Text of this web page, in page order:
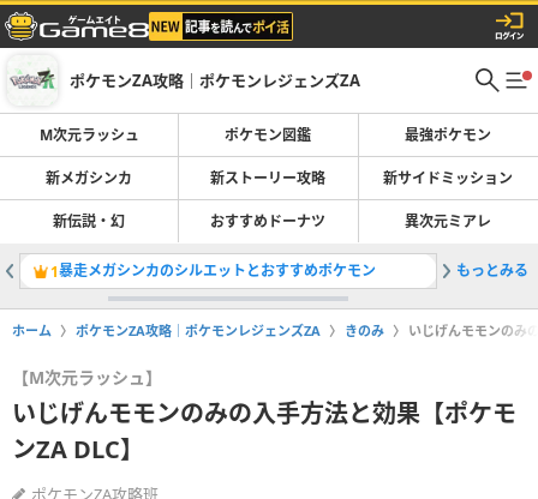
ポケモンZA攻略｜ポケモンレジェンズZA
M次元ラッシュ ポケモン図鑑 最強ポケモン
新メガシンカ 新ストーリー攻略 新サイドミッション
新伝説・幻 おすすめドーナツ 異次元ミアレ
1暴走メガシンカのシルエットとおすすめポケモン 2色違い
もっとみる
ホーム ポケモンZA攻略｜ポケモンレジェンズZA きのみ いじげんモモンのみ
【M次元ラッシュ】
いじげんモモンのみの入手方法と効果【ポケモ
ンZA DLC】
ポケモンZA攻略班